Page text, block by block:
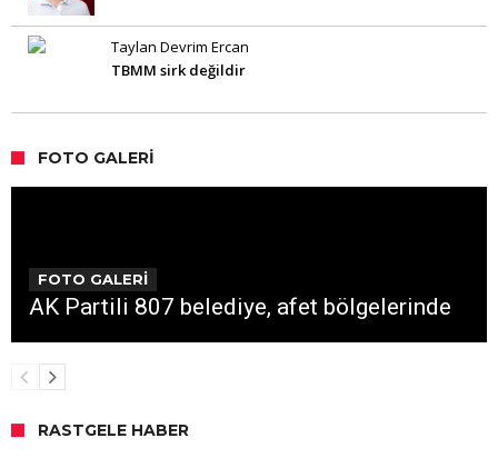
Taylan Devrim Ercan
TBMM sirk değildir
FOTO GALERI
FOTO GALERİ
AK Partili 807 belediye, afet bölgelerinde
RASTGELE HABER